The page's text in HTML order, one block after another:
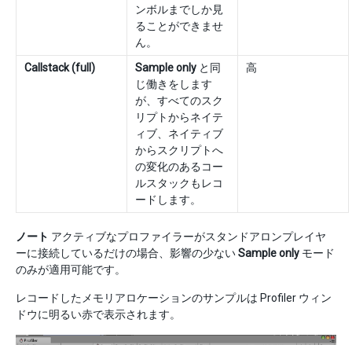
ンボルまでしか見
ることができませ
ん。
Callstack (full) Sample only と同
じ働きをします
が、すべてのスク
リプトからネイテ
ィブ、ネイティブ
からスクリプトへ
の変化のあるコー
ルスタックもレコ
ードします。
高
ノート アクティブなプロファイラーがスタンドアロンプレイヤ
ーに接続しているだけの場合、影響の少ないSample only モード
のみが適用可能です。
レコードしたメモリアロケーションのサンプルは Profiler ウィン
ドウに明るい赤で表示されます。